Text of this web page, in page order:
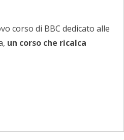
corso di BBC dedicato alle
un corso che ricalca